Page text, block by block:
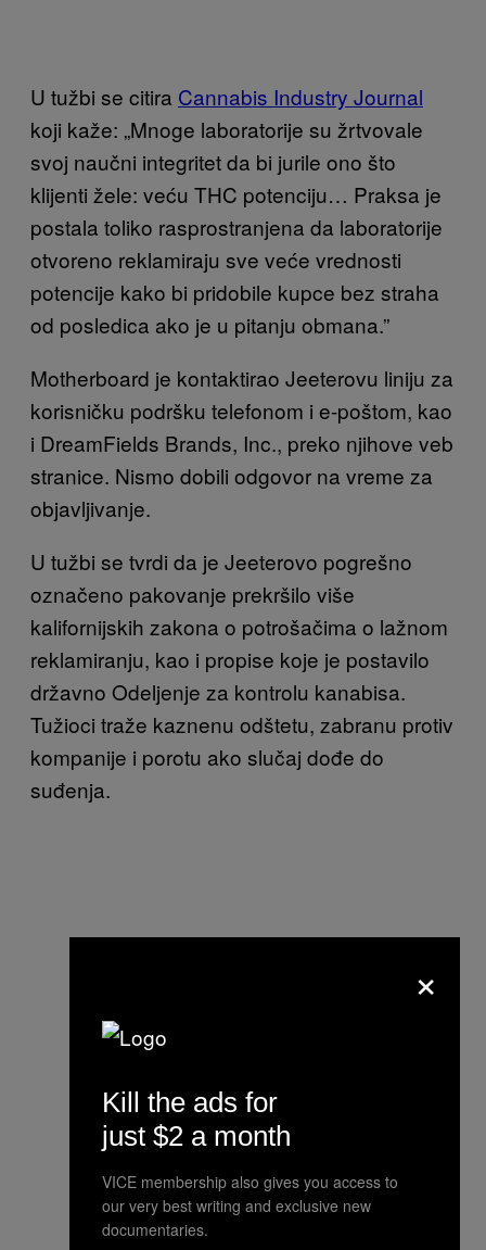
U tužbi se citira Cannabis Industry Journal
koji kaže: „Mnoge laboratorije su žrtvovale
svoj naučni integritet da bi jurile ono što
klijenti žele: veću THC potenciju… Praksa je
postala toliko rasprostranjena da laboratorije
otvoreno reklamiraju sve veće vrednosti
potencije kako bi pridobile kupce bez straha
od posledica ako je u pitanju obmana.”
Motherboard je kontaktirao Jeeterovu liniju za
korisničku podršku telefonom i e-poštom, kao
i DreamFields Brands, Inc., preko njihove veb
stranice. Nismo dobili odgovor na vreme za
objavljivanje.
U tužbi se tvrdi da je Jeeterovo pogrešno
označeno pakovanje prekršilo više
kalifornijskih zakona o potrošačima o lažnom
reklamiranju, kao i propise koje je postavilo
državno Odeljenje za kontrolu kanabisa.
Tužioci traže kaznenu odštetu, zabranu protiv
kompanije i porotu ako slučaj dođe do
suđenja.
×
Kill the ads for
just $2 a month
VICE membership also gives you access to
our very best writing and exclusive new
documentaries.